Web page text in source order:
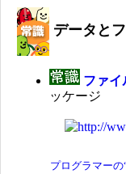
データと
ファイ
ッケージ
プログラマー